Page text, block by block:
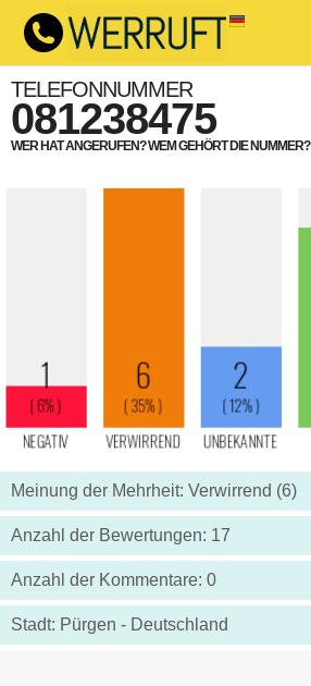
TELEFONNUMMER
081238475
WER HAT ANGERUFEN? WEM GEHÖRT DIE NUMMER?
Meinung der Mehrheit: Verwirrend (6)
Anzahl der Bewertungen: 17
Anzahl der Kommentare: 0
Stadt: Pürgen - Deutschland